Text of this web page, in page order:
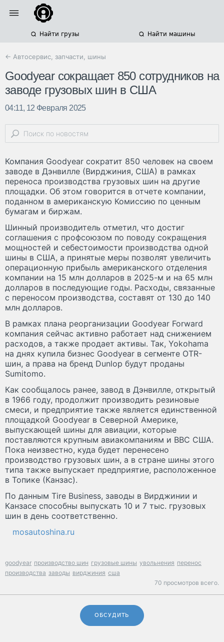
Найти грузы Найти машины
← Автосервис, запчасти, шины
Goodyear сокращает 850 сотрудников на
заводе грузовых шин в США
04:11, 12 Февраля 2025
Компания Goodyear сократит 850 человек на своем
заводе в Дэнвилле (Вирджиния, США) в рамках
переноса производства грузовых шин на другие
площадки. Об этом говорится в отчете компании,
поданном в американскую Комиссию по ценным
бумагам и биржам.
Шинный производитель отметил, что достиг
соглашения с профсоюзом по поводу сокращения
мощностей и себестоимости производства одной
шины в США, а принятые меры позволят увеличить
операционную прибыль американского отделения
компании на 15 млн долларов в 2025-м и на 65 млн
долларов в последующие годы. Расходы, связанные
с переносом производства, составят от 130 до 140
млн долларов.
В рамках плана реорганизации Goodyear Forward
компания сейчас активно работает над снижением
расходов, а также продает активы. Так, Yokohama
на днях купила бизнес Goodyear в сегменте OTR-
шин, а права на бренд Dunlop будут проданы
Sumitomo.
Как сообщалось ранее, завод в Дэнвилле, открытый
в 1966 году, продолжит производить резиновые
смеси, и предприятие также является единственной
площадкой Goodyear в Северной Америке,
выпускающей шины для авиации, которые
поставляются крупным авиакомпаниям и ВВС США.
Пока неизвестно, куда будет перенесено
производство грузовых шин, а в стране шины этого
типа также выпускает предприятие, расположенное
в Топике (Канзас).
По данным Tire Business, заводы в Вирджинии и
Канзасе способны выпускать 10 и 7 тыс. грузовых
шин в день соответственно.
mosautoshina.ru
goodyear производство шин грузовые шины увольнения перенос
производства заводы вирджиния сша
70 просмотров всего.
ОБСУДИТЬ